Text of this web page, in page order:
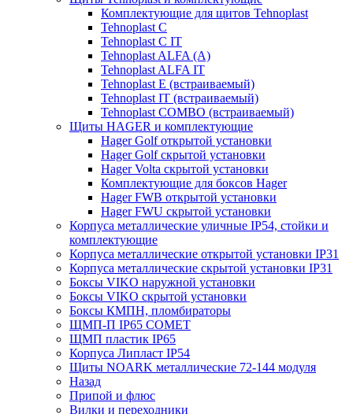
Комплектующие для щитов Tehnoplast
Tehnoplast C
Tehnoplast C IT
Tehnoplast ALFA (А)
Tehnoplast ALFA IT
Tehnoplast E (встраиваемый)
Tehnoplast IT (встраиваемый)
Tehnoplast COMBO (встраиваемый)
Щиты HAGER и комплектующие
Hager Golf открытой установки
Hager Golf скрытой установки
Hager Volta скрытой установки
Комплектующие для боксов Hager
Hager FWB открытой установки
Hager FWU скрытой установки
Корпуса металлические уличные IP54, стойки и
комплектующие
Корпуса металлические открытой установки IP31
Корпуса металлические скрытой установки IP31
Боксы VIKO наружной установки
Боксы VIKO скрытой установки
Боксы КМПН, пломбираторы
ЩМП-П IP65 COMET
ЩМП пластик IP65
Корпуса Липласт IP54
Щиты NOARK металлические 72-144 модуля
Назад
Припой и флюс
Вилки и переходники